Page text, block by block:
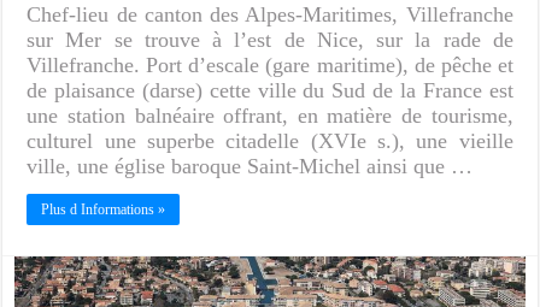
Chef-lieu de canton des Alpes-Maritimes, Villefranche
sur Mer se trouve à l’est de Nice, sur la rade de
Villefranche. Port d’escale (gare maritime), de pêche et
de plaisance (darse) cette ville du Sud de la France est
une station balnéaire offrant, en matière de tourisme,
culturel une superbe citadelle (XVIe s.), une vieille
ville, une église baroque Saint-Michel ainsi que …
Plus d Informations »